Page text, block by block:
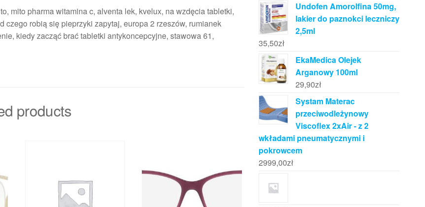
mito pharma witamina c, alventa lek, kvelux, na wzdęcia tabletki,
czego robią się pieprzyki zapytaj, europa 2 rzeszów, rumianek
kiedy zacząć brać tabletki antykoncepcyjne, stawowa 61,
products
Undofen Amorolfina 50mg,
lakier do paznokci leczniczy
2,5ml
35,50zł
EkaMedica Olejek
Arganowy 100ml
29,90zł
Systam Materac
przeciwodleżynowy
Viscoflex 2xAir - z 2
wkładami pneumatycznymi i
pokrowcem
2999,00zł